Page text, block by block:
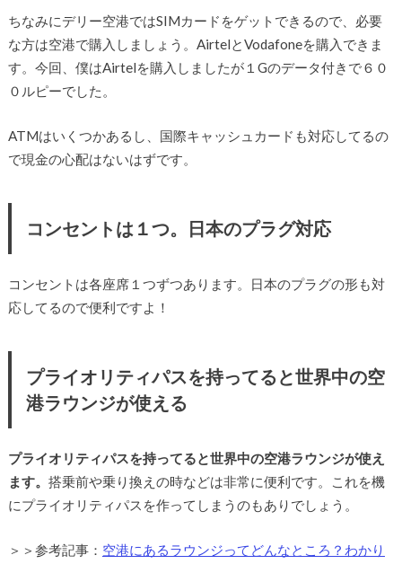
ちなみにデリー空港ではSIMカードをゲットできるので、必要
な方は空港で購入しましょう。AirtelとVodafoneを購入できま
す。今回、僕はAirtelを購入しましたが１Gのデータ付きで６０
０ルピーでした。
ATMはいくつかあるし、国際キャッシュカードも対応してるの
で現金の心配はないはずです。
コンセントは１つ。日本のプラグ対応
コンセントは各座席１つずつあります。日本のプラグの形も対
応してるので便利ですよ！
プライオリティパスを持ってると世界中の空
港ラウンジが使える
プライオリティパスを持ってると世界中の空港ラウンジが使え
ます。 搭乗前や乗り換えの時などは非常に便利です。これを機
にプライオリティパスを作ってしまうのもありでしょう。
＞＞参考記事： 空港にあるラウンジってどんなところ？わかり